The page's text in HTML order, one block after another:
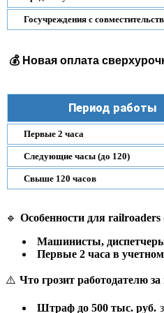
Госучреждения с
💰 Новая оплата
Период работы
Первые 2 часа
Следующие часы (до 120)
Свыше 120 часов
🔹 Особенности для railroaders
Машинисты,
Первые 2 часа в
⚠️ Что грозит работодателю
Штраф до 500 тыс. руб.